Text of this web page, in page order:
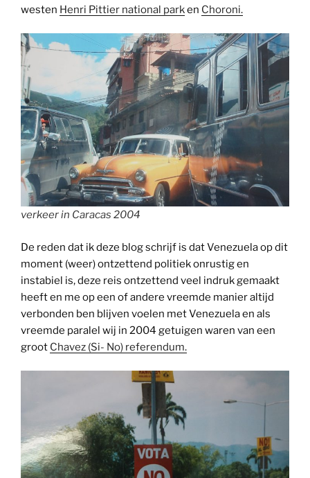
westen Henri Pittier national parken Choroni.
verkeer in Caracas 2004
De reden dat ik deze blog schrijf is dat Venezuela op dit
moment (weer) ontzettend politiek onrustig en
instabiel is, deze reis ontzettend veel indruk gemaakt
heeft en me op een of andere vreemde manier altijd
verbonden ben blijven voelen met Venezuela en als
vreemde paralel wij in 2004 getuigen waren van een
groot Chavez (Si- No) referendum.